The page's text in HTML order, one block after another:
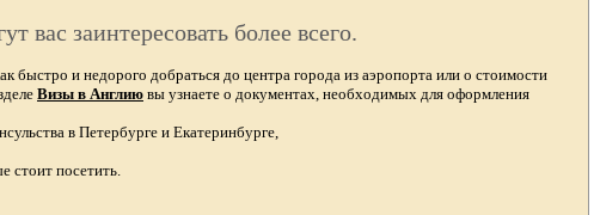
вас заинтересовать более всего.
и недорого добраться до центра города из аэропорта или о стоимости
Визы в Англию вы узнаете о документах, необходимых для оформления
в Петербурге и Екатеринбурге,
стоит посетить.